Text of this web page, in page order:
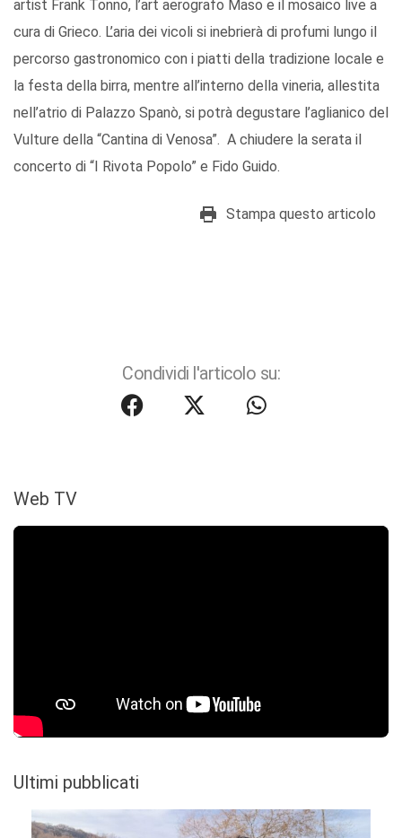
artist Frank Tonno, l’art aerografo Maso e il mosaico live a
cura di Grieco. L’aria dei vicoli si inebrierà di profumi lungo il
percorso gastronomico con i piatti della tradizione locale e
la festa della birra, mentre all’interno della vineria, allestita
nell’atrio di Palazzo Spanò, si potrà degustare l’aglianico del
Vulture della “Cantina di Venosa”. A chiudere la serata il
concerto di “I Rivota Popolo” e Fido Guido.
Stampa questo articolo
Condividi l'articolo su:
Web TV
Ultimi pubblicati